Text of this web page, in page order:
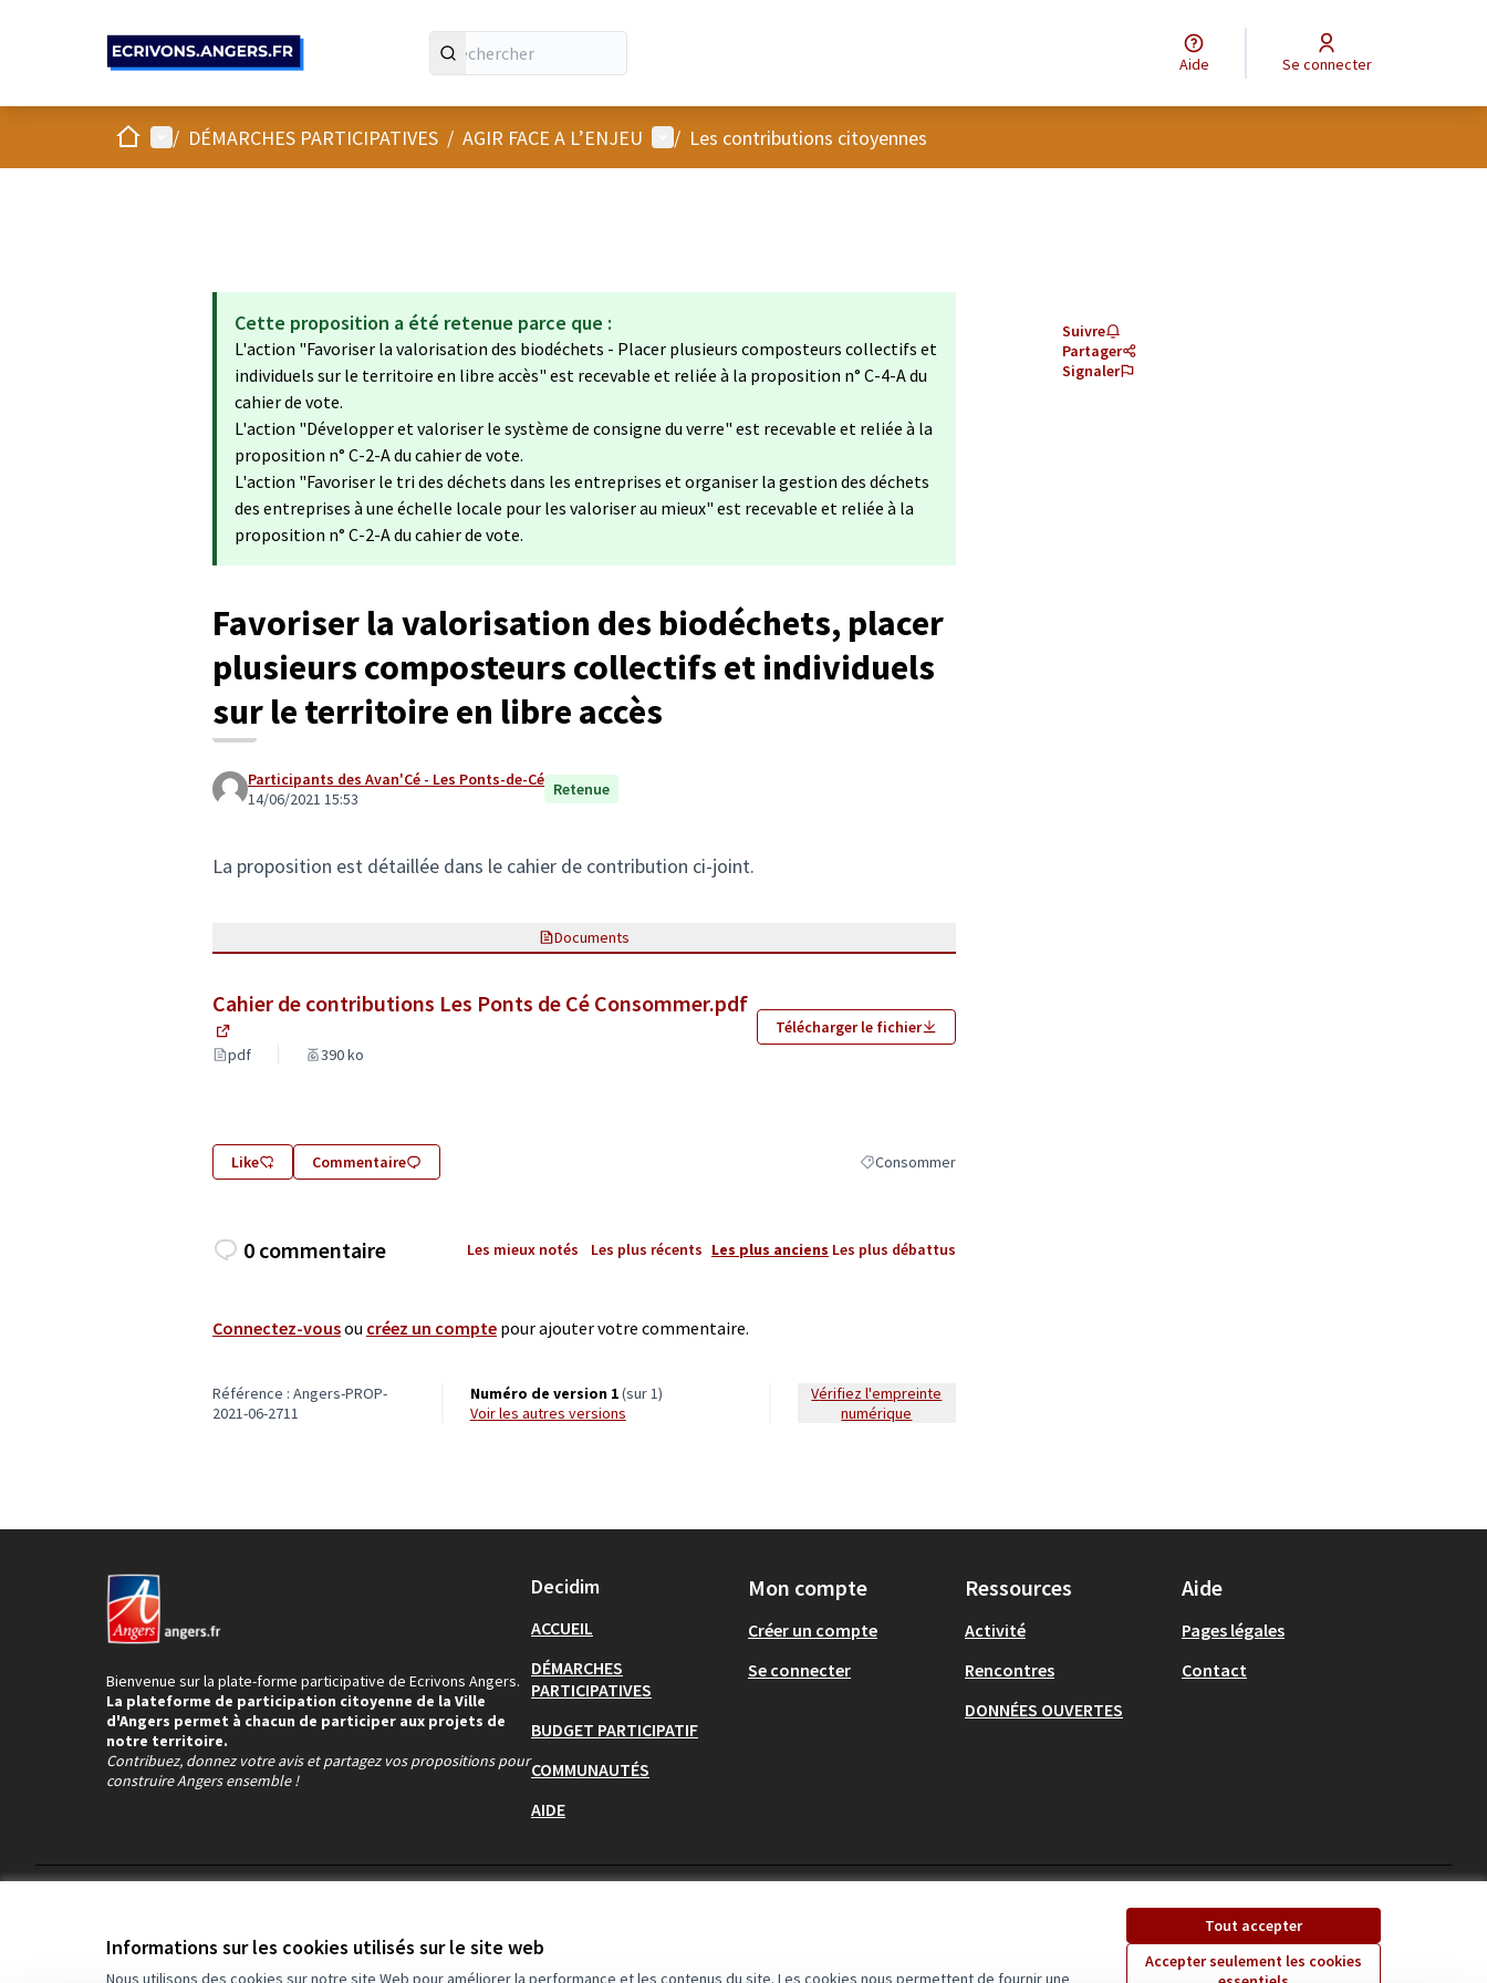
Informations sur les cookies utilisés sur le site web
Nous utilisons des cookies sur notre site Web pour améliorer la performance et les contenus du site. Les cookies nous permettent de fournir une
Tout accepter
Accepter seulement les cookies
Aide Se connecter
AccueilMenu principal
/ DÉMARCHES PARTICIPATIVES / AGIR FACE A L’ENJEU Menu utilisateur
/ Les contributions citoyennes
Cette proposition a été retenue parce que :
L'action "Favoriser la valorisation des biodéchets - Placer plusieurs composteurs collectifs et
individuels sur le territoire en libre accès" est recevable et reliée à la proposition n° C-4-A du
cahier de vote.
L'action "Développer et valoriser le système de consigne du verre" est recevable et reliée à la
proposition n° C-2-A du cahier de vote.
L'action "Favoriser le tri des déchets dans les entreprises et organiser la gestion des déchets
des entreprises à une échelle locale pour les valoriser au mieux" est recevable et reliée à la
proposition n° C-2-A du cahier de vote.
Favoriser la valorisation des biodéchets, placer
plusieurs composteurs collectifs et individuels
sur le territoire en libre accès
Participants des Avan'Cé - Les Ponts-de-Cé
14/06/2021 15:53
Retenue
La proposition est détaillée dans le cahier de contribution ci-joint.
Documents
Cahier de contributions Les Ponts de Cé Consommer.pdf
(Lien externe)
pdf 390 ko
Télécharger le fichier
Like Commentaire Filtrer les résultats de la catégorie : Consommer
Consommer
Suivre
Partager
Signaler
0 commentaire Les mieux notés Les plus récents Les plus anciens Les plus débattus
Connectez-vousou créez un compte pour ajouter votre commentaire.
Référence : Angers-PROP-
2021-06-2711
Numéro de version 1(sur 1)
voir les autres versions
Vérifiez l'empreinte
numérique
Bienvenue sur la plate-forme participative de Ecrivons Angers.
La plateforme de participation citoyenne de la Ville
d'Angers permet à chacun de participer aux projets de
notre territoire.
Contribuez, donnez votre avis et partagez vos propositions pour
construire Angers ensemble !
Decidim
ACCUEIL
DÉMARCHES
PARTICIPATIVES
BUDGET PARTICIPATIF
COMMUNAUTÉS
AIDE
Mon compte
Créer un compte
Se connecter
Ressources
Activité
Rencontres
DONNÉES OUVERTES
Aide
Pages légales
Contact
(Lien externe)(Lien externe)